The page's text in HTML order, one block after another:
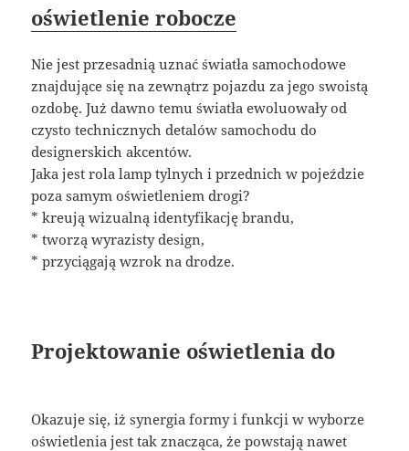
oświetlenie robocze
Nie jest przesadnią uznać światła samochodowe
znajdujące się na zewnątrz pojazdu za jego swoistą
ozdobę. Już dawno temu światła ewoluowały od
czysto technicznych detalów samochodu do
designerskich akcentów.
Jaka jest rola lamp tylnych i przednich w pojeździe
poza samym oświetleniem drogi?
* kreują wizualną identyfikację brandu,
* tworzą wyrazisty design,
* przyciągają wzrok na drodze.
Projektowanie oświetlenia do
Okazuje się, iż synergia formy i funkcji w wyborze
oświetlenia jest tak znacząca, że powstają nawet